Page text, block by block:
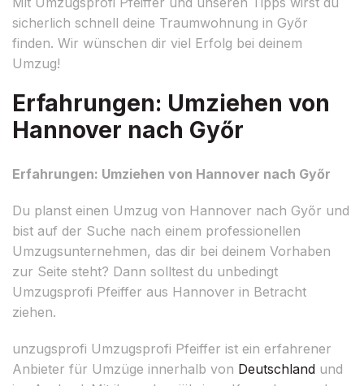
sicherlich schnell deine Traumwohnung in Győr
finden. Wir wünschen dir viel Erfolg bei deinem
Umzug!
Erfahrungen: Umziehen von
Hannover nach Győr
Erfahrungen: Umziehen von Hannover nach Győr
Du planst einen Umzug von Hannover nach Győr und
bist auf der Suche nach einem professionellen
Umzugsunternehmen, das dir bei deinem Vorhaben
zur Seite steht? Dann solltest du unbedingt
Umzugsprofi Pfeiffer aus Hannover in Betracht
ziehen.
unzugsprofi Umzugsprofi Pfeiffer ist ein erfahrener
Anbieter für Umzüge innerhalb von Deutschland und